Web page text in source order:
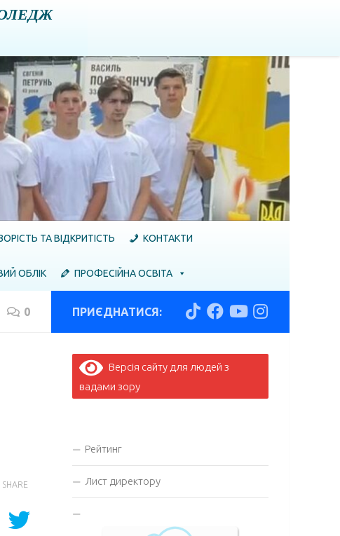
ТА ВІДКРИТІСТЬ КОНТАКТИ
ОБЛІК ПРОФЕСІЙНА ОСВІТА
0
SHARE
ПРИЄДНАТИСЯ:
Версія сайту для людей з
вадами зору
Рейтинг
Лист директору